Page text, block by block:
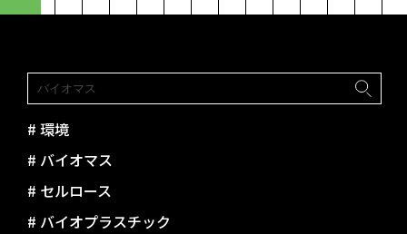
# 環境
# バイオマス
# セルロース
# バイオプラスチック